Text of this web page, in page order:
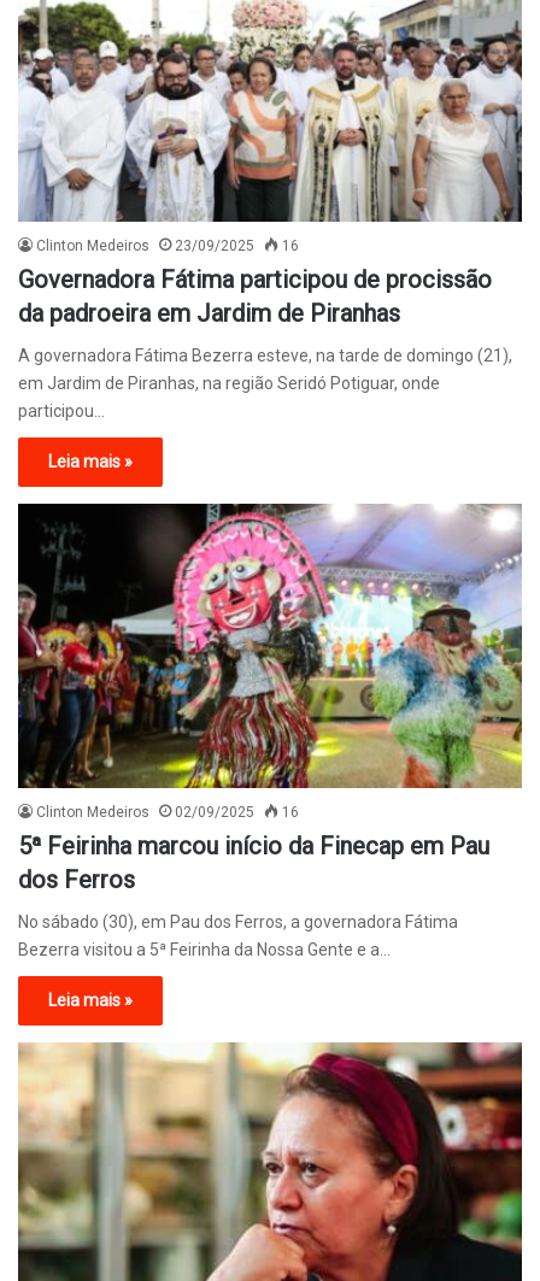
Clinton Medeiros 23/09/2025 16
Governadora Fátima participou de procissão
da padroeira em Jardim de Piranhas
A governadora Fátima Bezerra esteve, na tarde de domingo (21),
em Jardim de Piranhas, na região Seridó Potiguar, onde
participou…
Leia mais »
Clinton Medeiros 02/09/2025 16
5ª Feirinha marcou início da Finecap em Pau
dos Ferros
No sábado (30), em Pau dos Ferros, a governadora Fátima
Bezerra visitou a 5ª Feirinha da Nossa Gente e a…
Leia mais »